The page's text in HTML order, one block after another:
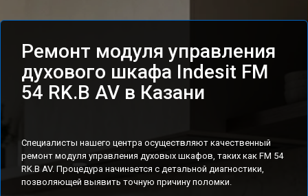
Ремонт модуля управления
духового шкафа Indesit FM
54 RK.B AV в Казани
Специалисты нашего центра осуществляют качественный
ремонт модуля управления духовых шкафов, таких как FM 54
RK.B AV. Процедура начинается с детальной диагностики,
позволяющей выявить точную причину поломки.